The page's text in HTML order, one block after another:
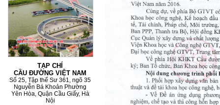
TẠP CHÍ
CẦU ĐƯỜNG VIỆT NAM
Số 25, Tập thể Sư 361, ngõ 35
Nguyễn Bá Khoản Phường
Yên Hòa, Quận Cầu Giấy, Hà
Nội